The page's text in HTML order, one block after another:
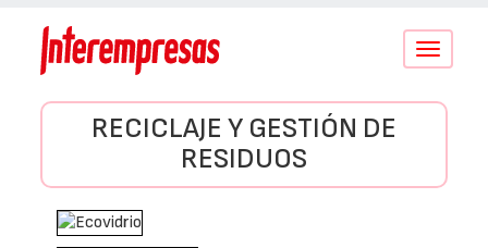
Conmutar
RECICLAJE Y GESTIÓN DE
RESIDUOS